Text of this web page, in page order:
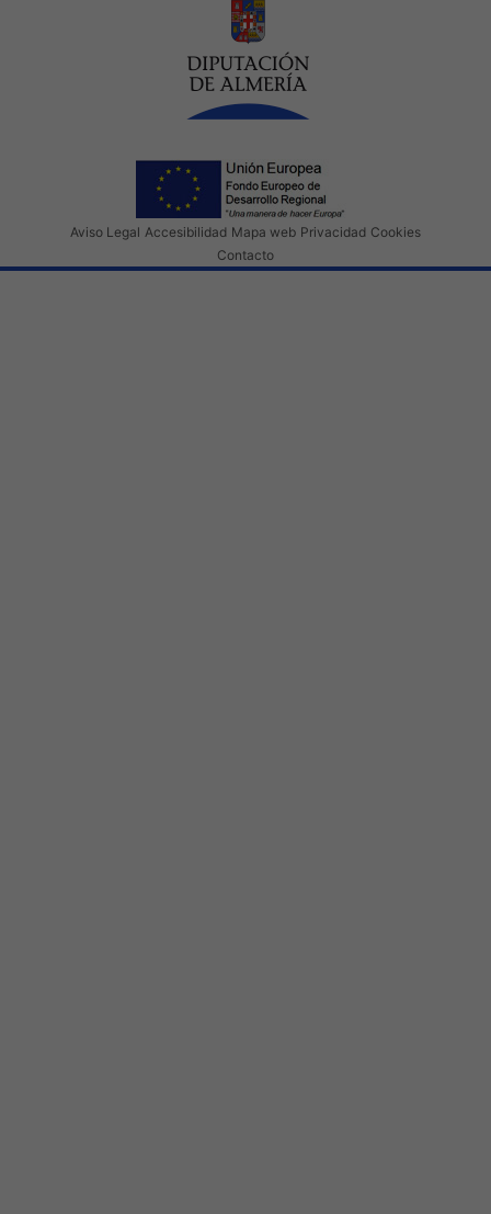
Aviso Legal Accesibilidad Mapa web Privacidad Cookies
Contacto